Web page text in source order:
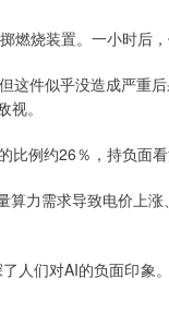
烧装置。一小时后
这件似乎没造成严重
。
例约26％，持负面看
力需求导致电价上
人们对AI的负面印象